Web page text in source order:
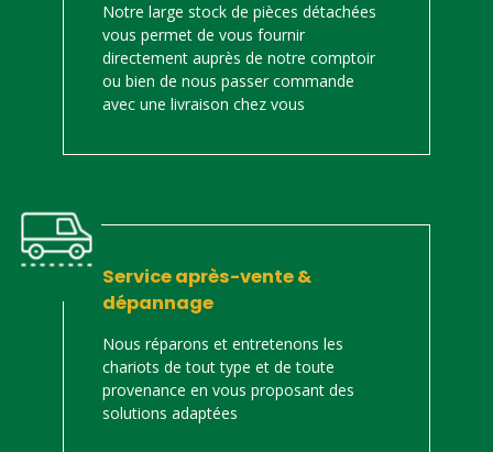
Notre large stock de pièces détachées
vous permet de vous fournir
directement auprès de notre comptoir
ou bien de nous passer commande
avec une livraison chez vous
Service après-vente &
dépannage
Nous réparons et entretenons les
chariots de tout type et de toute
provenance en vous proposant des
solutions adaptées